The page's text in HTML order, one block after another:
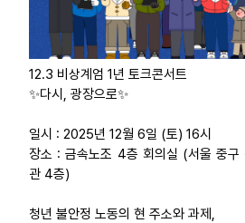
12.3 비상계엄 1년 토크콘서트
✨다시, 광장으로✨
일시 : 2025년 12월 6일 (토) 16시
장소 : 금속노조 4층 회의실 (서울 중구
관 4층)
청년 불안정 노동의 현 주소와 과제,